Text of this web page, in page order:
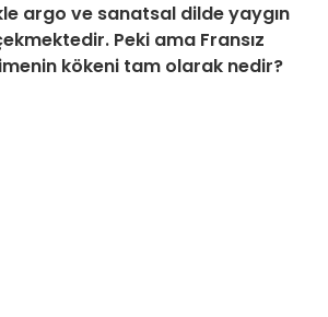
argo ve sanatsal dilde yaygın
Peki ama Fransız
kökeni tam olarak nedir?